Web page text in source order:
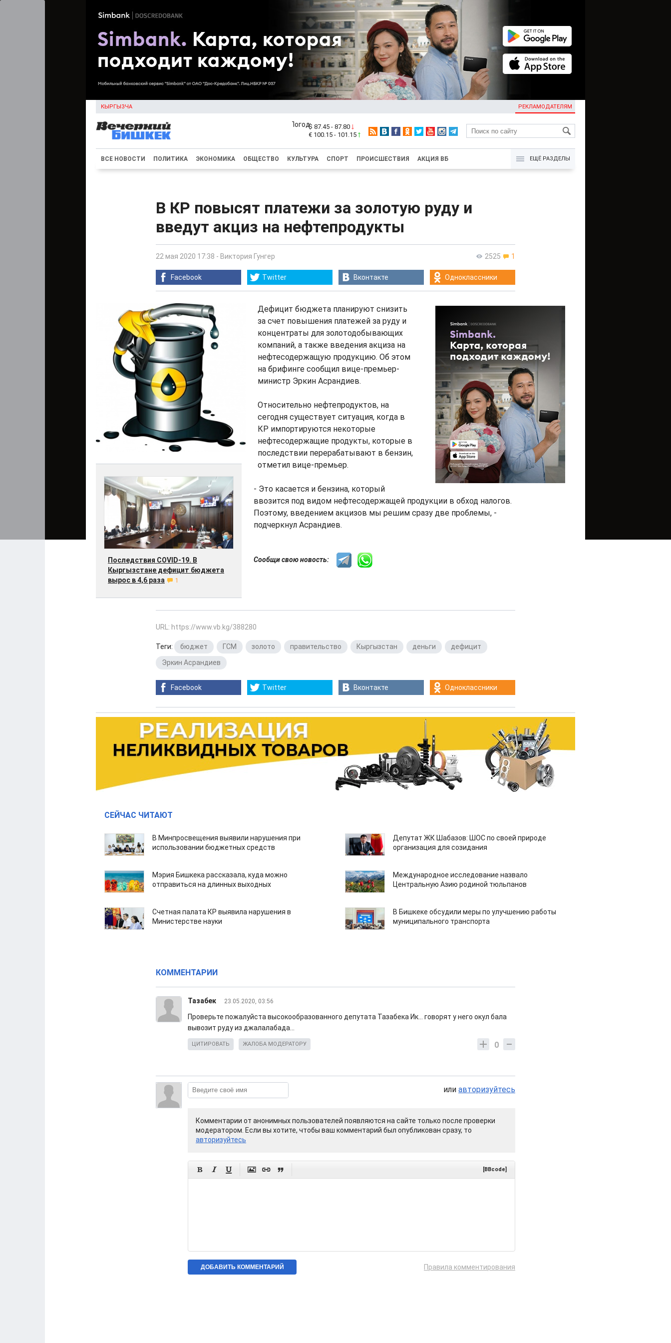
КЫРГЫЗЧА РЕКЛАМОДАТЕЛЯМ
KG
$ 87.45 - 87.80
€ 100.15 - 101.15
ВСЕ НОВОСТИ ПОЛИТИКА ЭКОНОМИКА ОБЩЕСТВО КУЛЬТУРА СПОРТ ПРОИСШЕСТВИЯ АКЦИЯ ВБ ЕЩЁ РАЗДЕЛЫ
В КР повысят платежи за золотую руду и
введут акциз на нефтепродукты
2525 1
22 мая 2020 17:38 - Виктория Гунгер
Facebook Twitter Вконтакте Одноклассники
Дефицит бюджета планируют снизить
за счет повышения платежей за руду и
концентраты для золотодобывающих
компаний, а также введения акциза на
нефтесодержащую продукцию. Об этом
на брифинге сообщил вице-премьер-
министр Эркин Асрандиев.
Последствия COVID-19. В
Кыргызстане дефицит бюджета
вырос в 4,6 раза
1
Относительно нефтепродуктов, на
сегодня существует ситуация, когда в
КР импортируются некоторые
нефтесодержащие продукты, которые в
последствии перерабатывают в бензин,
отметил вице-премьер.
- Это касается и бензина, который
ввозится под видом нефтесодержащей продукции в обход налогов.
Поэтому, введением акцизов мы решим сразу две проблемы, -
подчеркнул Асрандиев.
Сообщи свою новость:
URL: https://www.vb.kg/388280
Теги: бюджет ГСМ золото правительство Кыргызстан деньги дефицит
Эркин Асрандиев
Facebook Twitter Вконтакте Одноклассники
СЕЙЧАС ЧИТАЮТ
В Минпросвещения выявили нарушения при
использовании бюджетных средств
Депутат ЖК Шабазов: ШОС по своей природе
организация для созидания
Мэрия Бишкека рассказала, куда можно
отправиться на длинных выходных
Международное исследование назвало
Центральную Азию родиной тюльпанов
Счетная палата КР выявила нарушения в
Министерстве науки
В Бишкеке обсудили меры по улучшению работы
муниципального транспорта
КОММЕНТАРИИ
Тазабек 23.05.2020, 03:56
Проверьте пожалуйста высокообразованного депутата Тазабека Ик... говорят у него окул бала
вывозит руду из джалалабада...
0
ЦИТИРОВАТЬ ЖАЛОБА МОДЕРАТОРУ
или авторизуйтесь
Комментарии от анонимных пользователей появляются на сайте только после проверки
модератором. Если вы хотите, чтобы ваш комментарий был опубликован сразу, то
авторизуйтесь
      [BBcode]
Правила комментирования